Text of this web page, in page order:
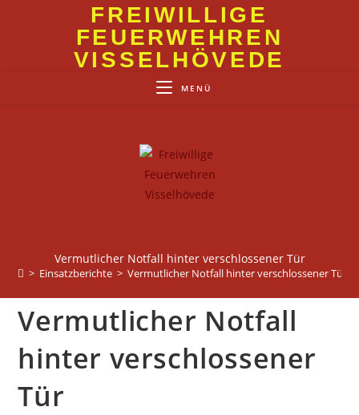
FREIWILLIGE
FEUERWEHREN
VISSELHÖVEDE
MENÜ
Vermutlicher Notfall hinter verschlossener Tür
> Einsatzberichte > Vermutlicher Notfall hinter verschlossener Tür
Vermutlicher Notfall
hinter verschlossener
Tür